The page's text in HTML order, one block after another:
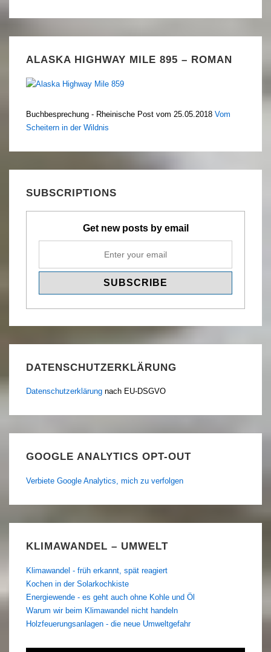
ALASKA HIGHWAY MILE 895 – ROMAN
Buchbesprechung - Rheinische Post vom 25.05.2018 Vom
Scheitern in der Wildnis
SUBSCRIPTIONS
Get new posts by email
DATENSCHUTZERKLÄRUNG
Datenschutzerklärung nach EU-DSGVO
GOOGLE ANALYTICS OPT-OUT
Verbiete Google Analytics, mich zu verfolgen
KLIMAWANDEL – UMWELT
Klimawandel - früh erkannt, spät reagiert
Kochen in der Solarkochkiste
Energiewende - es geht auch ohne Kohle und Öl
Warum wir beim Klimawandel nicht handeln
Holzfeuerungsanlagen - die neue Umweltgefahr